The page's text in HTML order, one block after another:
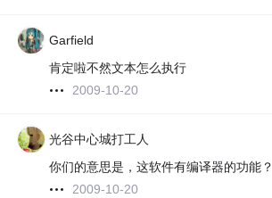
Garfield
肯定啦不然文本怎么执行
2009-10-20
光谷中心城打工人
你们的意思是，这软件有编译器的功能？
2009-10-20